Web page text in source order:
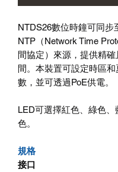
NTDS26數位時鐘可同步
NTP（Network Time
間協定）來源，提供精
間。本裝置可設定時區和
數，並可透過PoE供電。
LED可選擇紅色、綠色、
色。
規格
接口